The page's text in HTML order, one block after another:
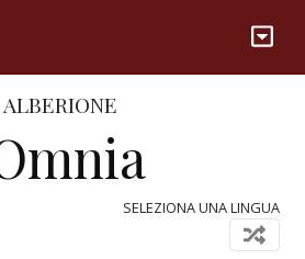
SELEZIONA UNA LINGUA